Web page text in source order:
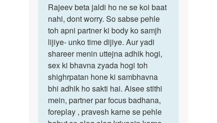
to
Sex
problem
h
sex
karte…
by
Rajeev
Kumar
Rajeev
beta
jaldi
ho
ne
se…
Rajeev beta jaldi ho ne se koi baat
nahi, dont worry. So sabse pehle
toh apni partner ki body ko samjh
lijiye- unko time dijiye. Aur yadi
shareer menin uttejna adhik hogi,
sex ki bhavna zyada hogi toh
shighrpatan hone ki sambhavna
bhi adhik ho sakti hai. Aisee stithi
mein, partner par focus badhana,
foreplay , pravesh karne se pehle